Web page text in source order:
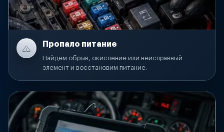
Пропало питание
Найдем обрыв, окисление или неисправный
элемент и восстановим питание.